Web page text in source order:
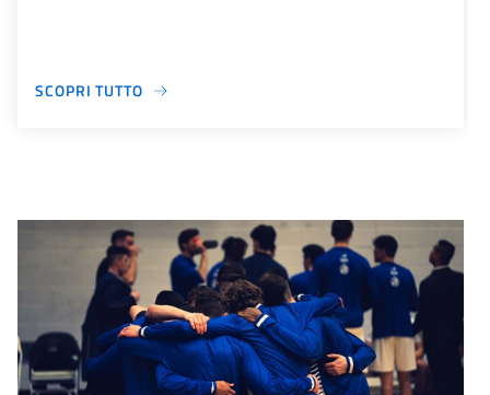
SCOPRI TUTTO